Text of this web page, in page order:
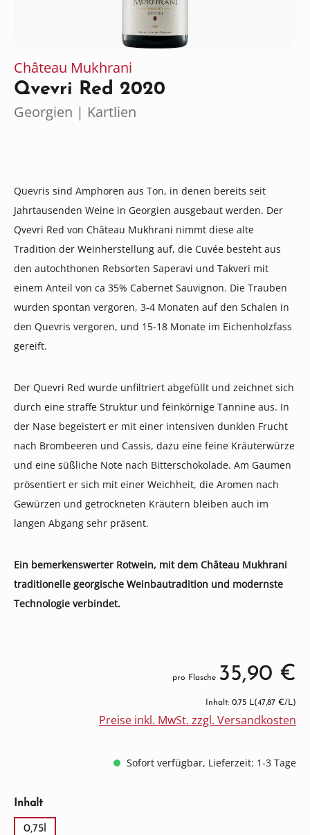
Château Mukhrani
Qvevri Red 2020
Georgien | Kartlien
Quevris sind Amphoren aus Ton, in denen bereits seit
Jahrtausenden Weine in Georgien ausgebaut werden. Der
Qvevri Red von Château Mukhrani nimmt diese alte
Tradition der Weinherstellung auf, die Cuvée besteht aus
den autochthonen Rebsorten Saperavi und Takveri mit
einem Anteil von ca 35% Cabernet Sauvignon. Die Trauben
wurden spontan vergoren, 3-4 Monaten auf den Schalen in
den Quevris vergoren, und 15-18 Monate im Eichenholzfass
gereift.
Der Quevri Red wurde unfiltriert abgefüllt und zeichnet sich
durch eine straffe Struktur und feinkörnige Tannine aus. In
der Nase begeistert er mit einer intensiven dunklen Frucht
nach Brombeeren und Cassis, dazu eine feine Kräuterwürze
und eine süßliche Note nach Bitterschokolade. Am Gaumen
prösentiert er sich mit einer Weichheit, die Aromen nach
Gewürzen und getrockneten Kräutern bleiben auch im
langen Abgang sehr präsent.
Ein bemerkenswerter Rotwein, mit dem Château Mukhrani
traditionelle georgische Weinbautradition und modernste
Technologie verbindet.
pro Flasche 35,90 €
Inhalt: 0.75 L(47,87 €/L)
Preise inkl. MwSt. zzgl. Versandkosten
Sofort verfügbar, Lieferzeit: 1-3 Tage
Inhaltauswählen
0,75l